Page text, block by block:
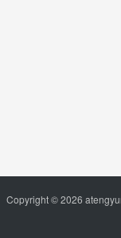
Copyright © 2026